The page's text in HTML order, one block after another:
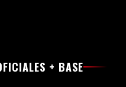
+ BASE